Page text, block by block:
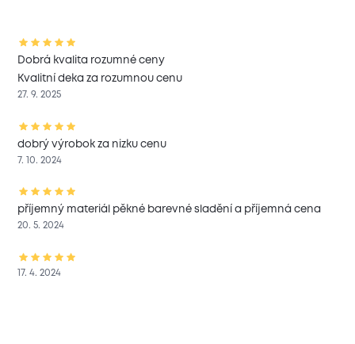
Dobrá kvalita rozumné ceny
Kvalitní deka za rozumnou cenu
27. 9. 2025
dobrý výrobok za nizku cenu
7. 10. 2024
příjemný materiál pěkné barevné sladění a příjemná cena
20. 5. 2024
17. 4. 2024